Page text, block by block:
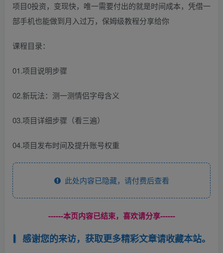
项目0投资，变现快，唯一需要付出的就是时间成本，凭借一
部手机也能做到月入过万，保姆级教程分享给你
课程目录：
01.项目说明步骤
02.新玩法：测一测情侣字母含义
03.项目详细步骤（看三遍）
04.项目发布时间及提升账号权重
此处内容已隐藏，请付费后查看
------本页内容已结束，喜欢请分享------
感谢您的来访，获取更多精彩文章请收藏本站。